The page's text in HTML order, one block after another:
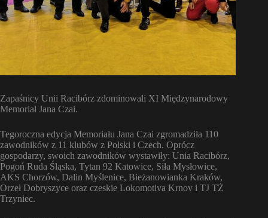
Zapaśnicy Unii Racibórz zdominowali XI Międzynarodowy
Memoriał Jana Czai.
Tegoroczna edycja Memoriału Jana Czai zgromadziła 110
zawodników z 11 klubów z Polski i Czech. Oprócz
gospodarzy, swoich zawodników wystawiły: Unia Racibórz,
Pogoń Ruda Śląska, Tytan 92 Katowice, Siła Mysłowice,
AKS Chorzów, Dalin Myślenice, Bieżanowianka Kraków,
Orzeł Dobryszyce oraz czeskie Lokomotiva Krnov i TJ TŻ
Trzyniec.